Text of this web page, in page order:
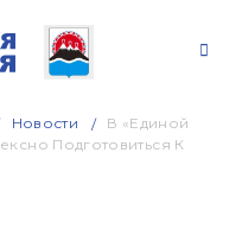
Новости
В «Единой
Подготовиться К